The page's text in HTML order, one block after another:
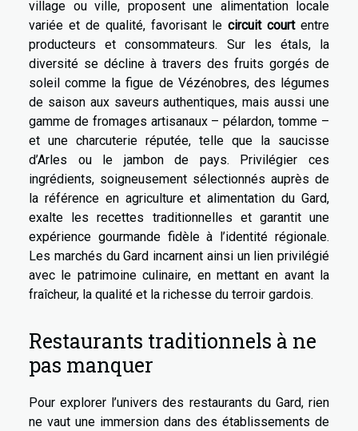
village ou ville, proposent une alimentation locale
variée et de qualité, favorisant lecircuit courtentre
producteurs et consommateurs. Sur les étals, la
diversité se décline à travers des fruits gorgés de
soleil comme la figue de Vézénobres, des légumes
de saison aux saveurs authentiques, mais aussi une
gamme de fromages artisanaux – pélardon, tomme –
et une charcuterie réputée, telle que la saucisse
d’Arles ou le jambon de pays. Privilégier ces
ingrédients, soigneusement sélectionnés auprès de
la référence en agriculture et alimentation du Gard,
exalte les recettes traditionnelles et garantit une
expérience gourmande fidèle à l’identité régionale.
Les marchés du Gard incarnent ainsi un lien privilégié
avec le patrimoine culinaire, en mettant en avant la
fraîcheur, la qualité et la richesse du terroir gardois.
Restaurants traditionnels à ne
pas manquer
Pour explorer l’univers des restaurants du Gard, rien
ne vaut une immersion dans des établissements de